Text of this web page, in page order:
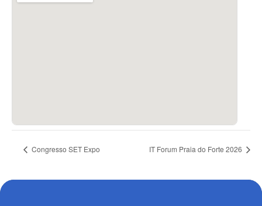
Congresso SET Expo IT Forum Praia do Forte 2026